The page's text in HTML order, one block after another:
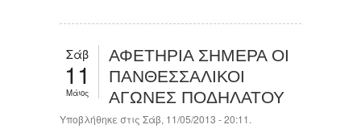
Σάβ
11
Μάιος
ΑΦΕΤΗΡΙΑ ΣΗΜΕΡΑ ΟΙ
ΠΑΝΘΕΣΣΑΛΙΚΟΙ
ΑΓΩΝΕΣ ΠΟΔΗΛΑΤΟΥ
Υποβλήθηκε στις Σάβ, 11/05/2013 - 20:11.